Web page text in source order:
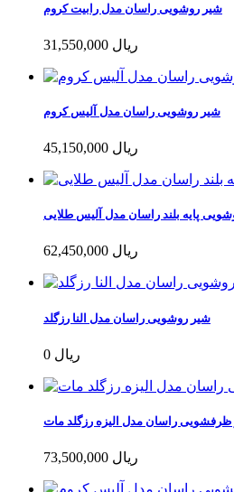
شیر روشویی راسان مدل رابیت کروم
31,550,000 ریال
شیر روشویی راسان مدل آلیس کروم
45,150,000 ریال
پایه بلند راسان مدل آلیس طلایی
62,450,000 ریال
شیر روشویی راسان مدل النا رزگلد
0 ریال
راسان مدل الیزه رزگلد مات
73,500,000 ریال